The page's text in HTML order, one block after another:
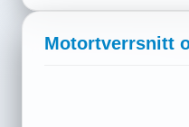
Motortverrsnitt